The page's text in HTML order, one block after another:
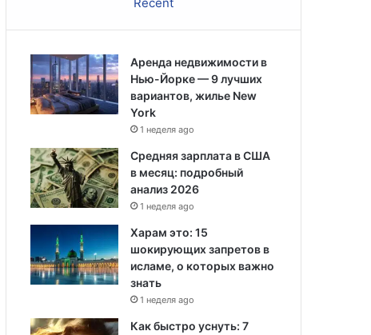
Аренда недвижимости в
Нью-Йорке — 9 лучших
вариантов, жилье New
York
1 неделя ago
Средняя зарплата в США
в месяц: подробный
анализ 2026
1 неделя ago
Харам это: 15
шокирующих запретов в
исламе, о которых важно
знать
1 неделя ago
Как быстро уснуть: 7